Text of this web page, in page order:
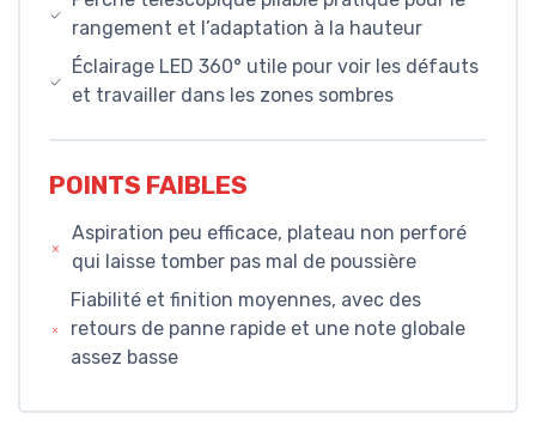
rangement et l’adaptation à la hauteur
Éclairage LED 360° utile pour voir les défauts
et travailler dans les zones sombres
POINTS FAIBLES
Aspiration peu efficace, plateau non perforé
qui laisse tomber pas mal de poussière
Fiabilité et finition moyennes, avec des
retours de panne rapide et une note globale
assez basse